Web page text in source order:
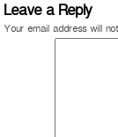
Leave a Reply
Your email address will